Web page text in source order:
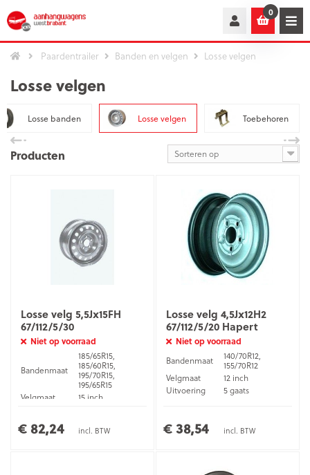
0
Paardentrailer Banden en velgen Losse velgen
Losse velgen
Losse banden Losse velgen Toebehoren
Producten Sorteren op
Losse velg 5,5Jx15FH
67/112/5/30
Niet op voorraad
Bandenmaat
185/65R15,
185/60R15,
195/70R15,
195/65R15
Velgmaat
15 inch
Velg
ET waarde
30
€ 82,24 incl. BTW
Losse velg 4,5Jx12H2
67/112/5/20 Hapert
Niet op voorraad
Bandenmaat
140/70R12,
155/70R12
Velgmaat
12 inch
Uitvoering
5 gaats
€ 38,54 incl. BTW